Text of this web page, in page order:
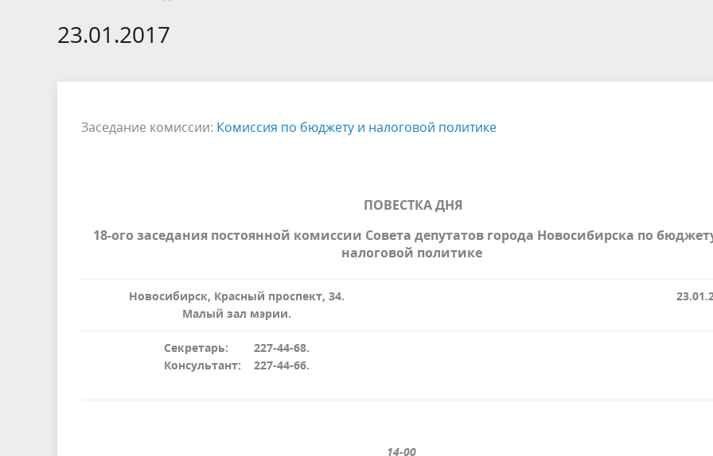
23.01.2017
Заседание комиссии: Комиссия по бюджету и налоговой политике
ПОВЕСТКА ДНЯ
18-ого заседания постоянной комиссии Совета депутатов города Новосибирска по
налоговой политике
Новосибирск, Красный проспект, 34.
Малый зал мэрии.
Секретарь: 227-44-68.
Консультант: 227-44-66.
14-00